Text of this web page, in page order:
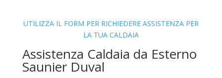
UTILIZZA IL FORM PER RICHIEDERE ASSISTENZA PER
LA TUA CALDAIA
Assistenza Caldaia da Esterno
Saunier Duval